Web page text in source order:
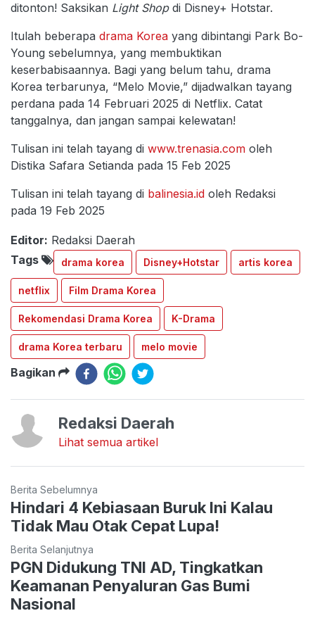
ditonton! Saksikan Light Shopdi Disney+ Hotstar.
Itulah beberapa drama Korea yang dibintangi Park Bo-
Young sebelumnya, yang membuktikan
keserbabisaannya. Bagi yang belum tahu, drama
Korea terbarunya, “Melo Movie,” dijadwalkan tayang
perdana pada 14 Februari 2025 di Netflix. Catat
tanggalnya, dan jangan sampai kelewatan!
Tulisan ini telah tayang di www.trenasia.com oleh
Distika Safara Setianda pada 15 Feb 2025
Tulisan ini telah tayang di balinesia.id oleh Redaksi
pada 19 Feb 2025
Editor: Redaksi Daerah
Tags
drama korea Disney+Hotstar artis korea
netflix Film Drama Korea
Rekomendasi Drama Korea K-Drama
drama Korea terbaru melo movie
Bagikan
Redaksi Daerah
Lihat semua artikel
Berita Sebelumnya
Hindari 4 Kebiasaan Buruk Ini Kalau
Tidak Mau Otak Cepat Lupa!
Berita Selanjutnya
PGN Didukung TNI AD, Tingkatkan
Keamanan Penyaluran Gas Bumi
Nasional